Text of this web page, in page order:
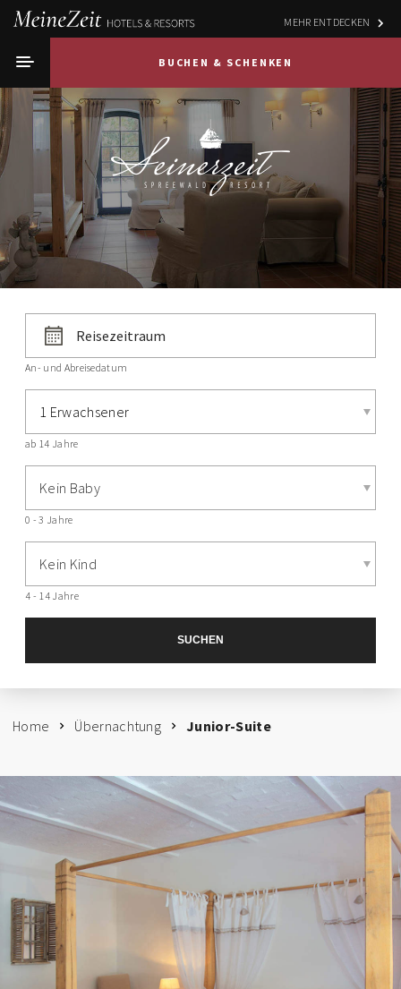
MEHR ENTDECKEN
BUCHEN & SCHENKEN
An- und Abreisedatum
1 Erwachsener
ab 14 Jahre
Kein Baby
0 - 3 Jahre
Kein Kind
4 - 14 Jahre
SUCHEN
Home Übernachtung Junior-Suite